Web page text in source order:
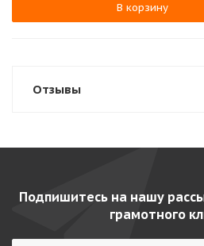
В корзину
Отзывы
Подпишитесь на нашу
грамотного